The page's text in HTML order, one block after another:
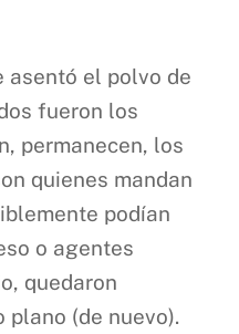
asentó el polvo de
fueron los
permanecen, los
quienes mandan
podían
o agentes
quedaron
plano (de nuevo).